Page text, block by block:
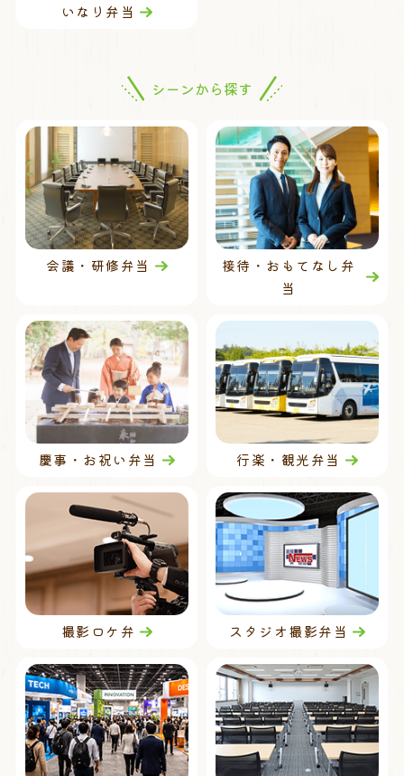
いなり弁当
シーンから探す
会議・研修弁当
接待・おもてなし弁
当
慶事・お祝い弁当 行楽・観光弁当
撮影ロケ弁 スタジオ撮影弁当